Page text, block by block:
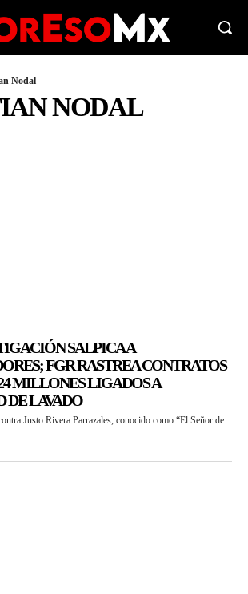
Nodal
NODAL
SALPICA A
FGR RASTREA CONTRATOS
MILLONES LIGADOS A
DE LAVADO
Justo Rivera Parrazales, conocido como “El Señor de